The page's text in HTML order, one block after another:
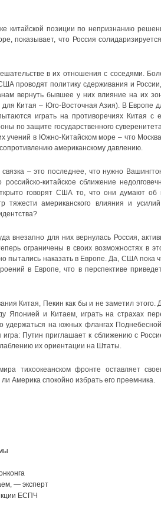
китайской позиции по непризнанию
показывает, что Россия
в их отношения с соседями.
проводят политику сдерживания и
вернуть бывшее у них влияние на их
для Китая – Юго-Восточная Азия). В Европе
играть на противоречиях Китая с
по защите государственного
учений в Южно-Китайском море – что
американскому давлению.
– это последнее, что нужно
китайское сближение
говорят США то, что они думают об
тяжести американского влияния и
внезапно для них вернулась Россия,
ограничены в своих возможностях в
пытались наказать в Европе. Да, США пока
в Европе, что в перспективе
Китая, Пекин как бы и не заметил этого.
Японией и Китаем, играть на страхах
удержаться на южных флангах
Путин приглашает к сближению с
их ориентации на Штаты.
тихоокеанском фронте оставляет
Америка спокойно избрать его преемника.
— эксперт
ЕСПЧ